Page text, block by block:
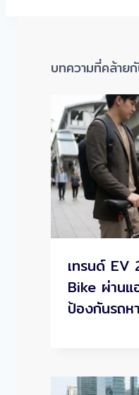
บทความที่คล้าย
เทรนด์
Bike ผ่าน
ป้องกันรถห